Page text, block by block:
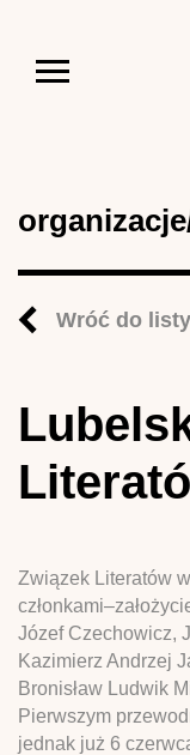
Wróć do listy
Związek Literatów
Józef Czechowicz,
Kazimierz Andrzej
Bronisław Ludwik
Pierwszym
jednak już 6